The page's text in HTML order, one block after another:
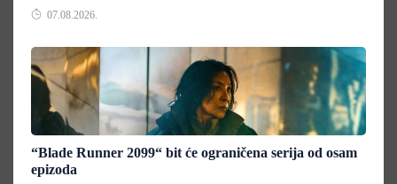
07.08.2026.
“Blade Runner 2099“ bit će ograničena serija od osam
epizoda